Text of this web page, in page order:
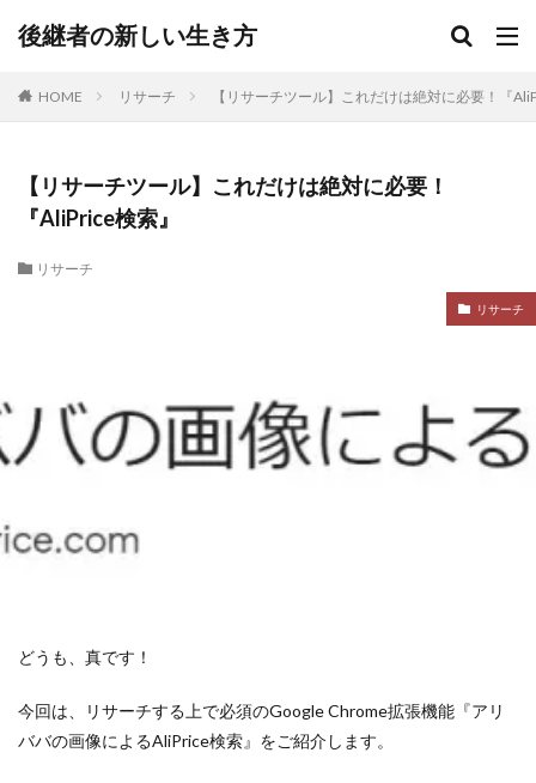
後継者の新しい生き方
HOME リサーチ 【リサーチツール】これだけは絶対に必要！『
【リサーチツール】これだけは絶対に必要！
『AliPrice検索』
リサーチ
リサーチ
どうも、真です！
今回は、リサーチする上で必須のGoogle Chrome拡張機能『アリ
ババの画像によるAliPrice検索』をご紹介します。